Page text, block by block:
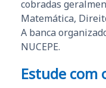
cobradas
Matemática,
A banca
NUCEPE.
Estude com